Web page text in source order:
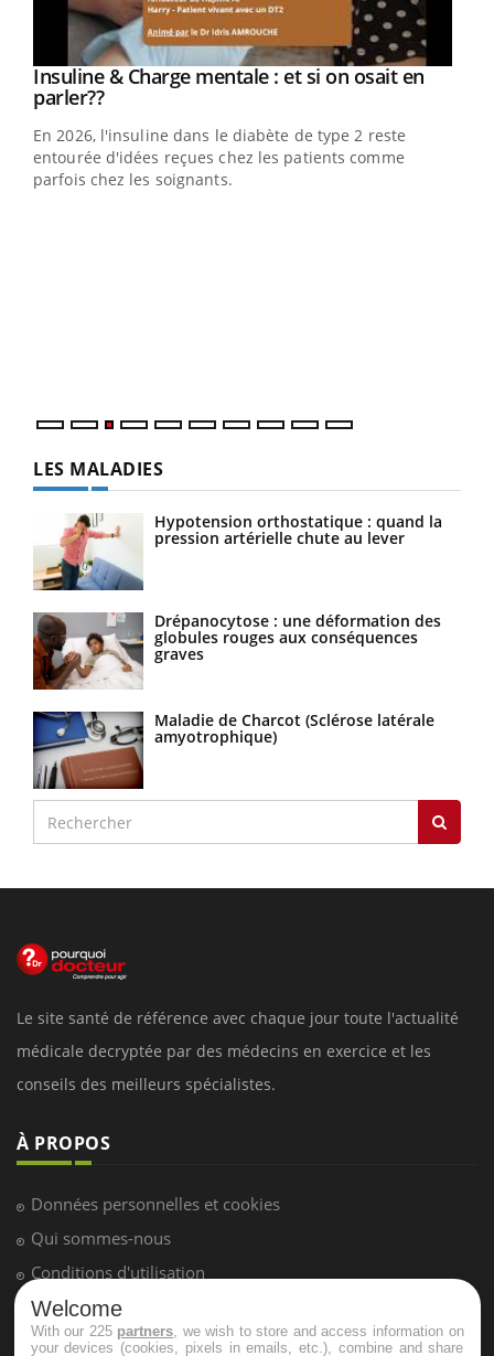
Youtube
Insuline & Charge mentale : et si on osait en
parler??Youtube
En 2026, l'insuline dans le diabète de type 2 reste
entourée d'idées reçues chez les patients comme
parfois chez les soignants.
LES MALADIES
Hypotension orthostatique : quand la
pression artérielle chute au lever
Drépanocytose : une déformation des
globules rouges aux conséquences
graves
Maladie de Charcot (Sclérose latérale
amyotrophique)
Le site santé de référence avec chaque jour toute l'actualité
médicale decryptée par des médecins en exercice et les
conseils des meilleurs spécialistes.
À PROPOS
Données personnelles et cookies
Qui sommes-nous
Conditions d'utilisation
Plan du site
Mentions Légales
Welcome
With our 225 partners , we wish to store and access information on
your devices (cookies, pixels in emails, etc.), combine and share